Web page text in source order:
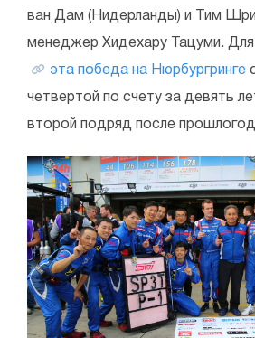
ван Дам (Нидерланды) и Тим
менеджер Хидехару Тацуми. Для
эта победа на Нюрбургринге
четвертой по счету за девять
второй подряд после